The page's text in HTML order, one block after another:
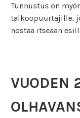
Tunnustus on
talkoopuurtajille,
nostaa itseään
VUODEN